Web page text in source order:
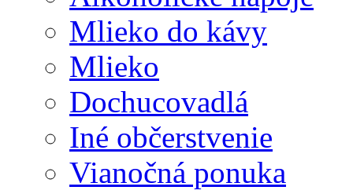
Mlieko do kávy
Mlieko
Dochucovadlá
Iné občerstvenie
Vianočná ponuka